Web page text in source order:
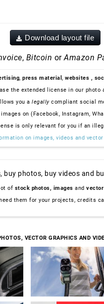
Download layout file
, Bitcoin or Amazon
, press material , websites ,
the extended license in our photo
you a legallycompliant social
on (Facebook, Instagram,
is only relevant for you if an
on images, videos and
buy photos, buy videos and
of stock photos, images and
them for your projects, credits
VECTOR GRAPHICS AND